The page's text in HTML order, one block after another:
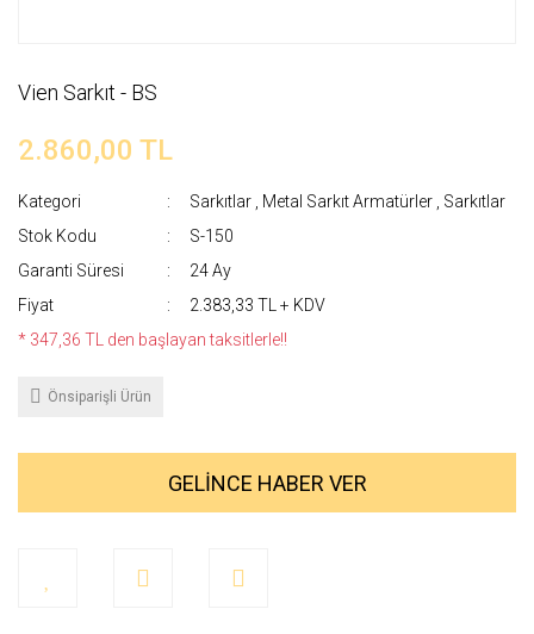
Vien Sarkıt - BS
2.860,00 TL
Kategori Sarkıtlar Metal Sarkıt Armatürler
Sarkıtlar
Stok Kodu
S-150
Garanti Süresi
24 Ay
Fiyat
2.383,33 TL + KDV
* 347,36 TL den başlayan taksitlerle!!
Önsiparişli Ürün
GELİNCE HABER VER